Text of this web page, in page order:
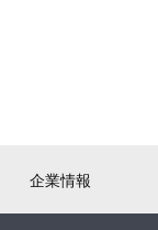
企業情報